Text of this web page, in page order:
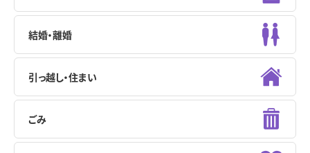
結婚・離婚
引っ越し・住まい
ごみ